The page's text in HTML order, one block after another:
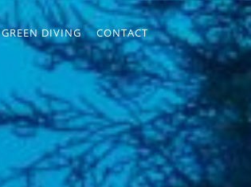
GREEN DIVING CONTACT